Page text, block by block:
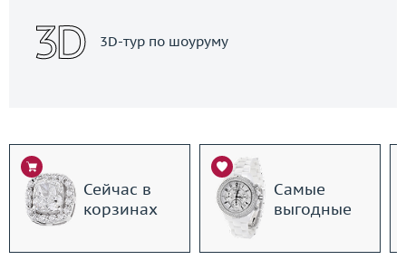
3D-тур по шоуруму
Сейчас в
корзинах
Самые
выгодные